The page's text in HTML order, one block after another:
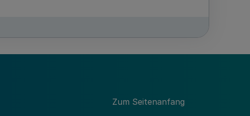
Zum Seitenanfang